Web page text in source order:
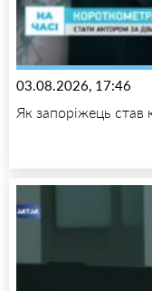
03.08.2026, 17:46
Як запоріжець став